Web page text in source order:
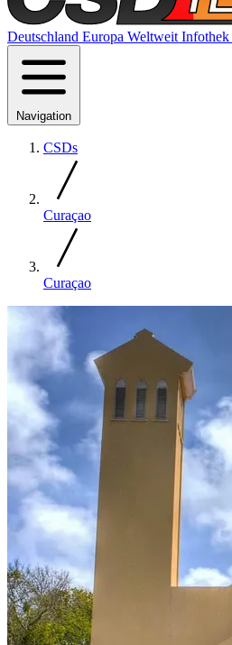
Deutschland Europa Weltweit Infothek
Navigation
CSDs
Curaçao
Curaçao